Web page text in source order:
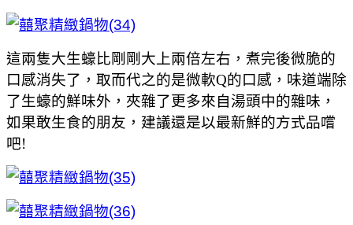
這兩隻大生蠔比剛剛大上兩倍左右，煮完後微脆的
口感消失了，取而代之的是微軟Q的口感，味道端除
了生蠔的鮮味外，夾雜了更多來自湯頭中的雜味，
如果敢生食的朋友，建議還是以最新鮮的方式品嚐
吧!